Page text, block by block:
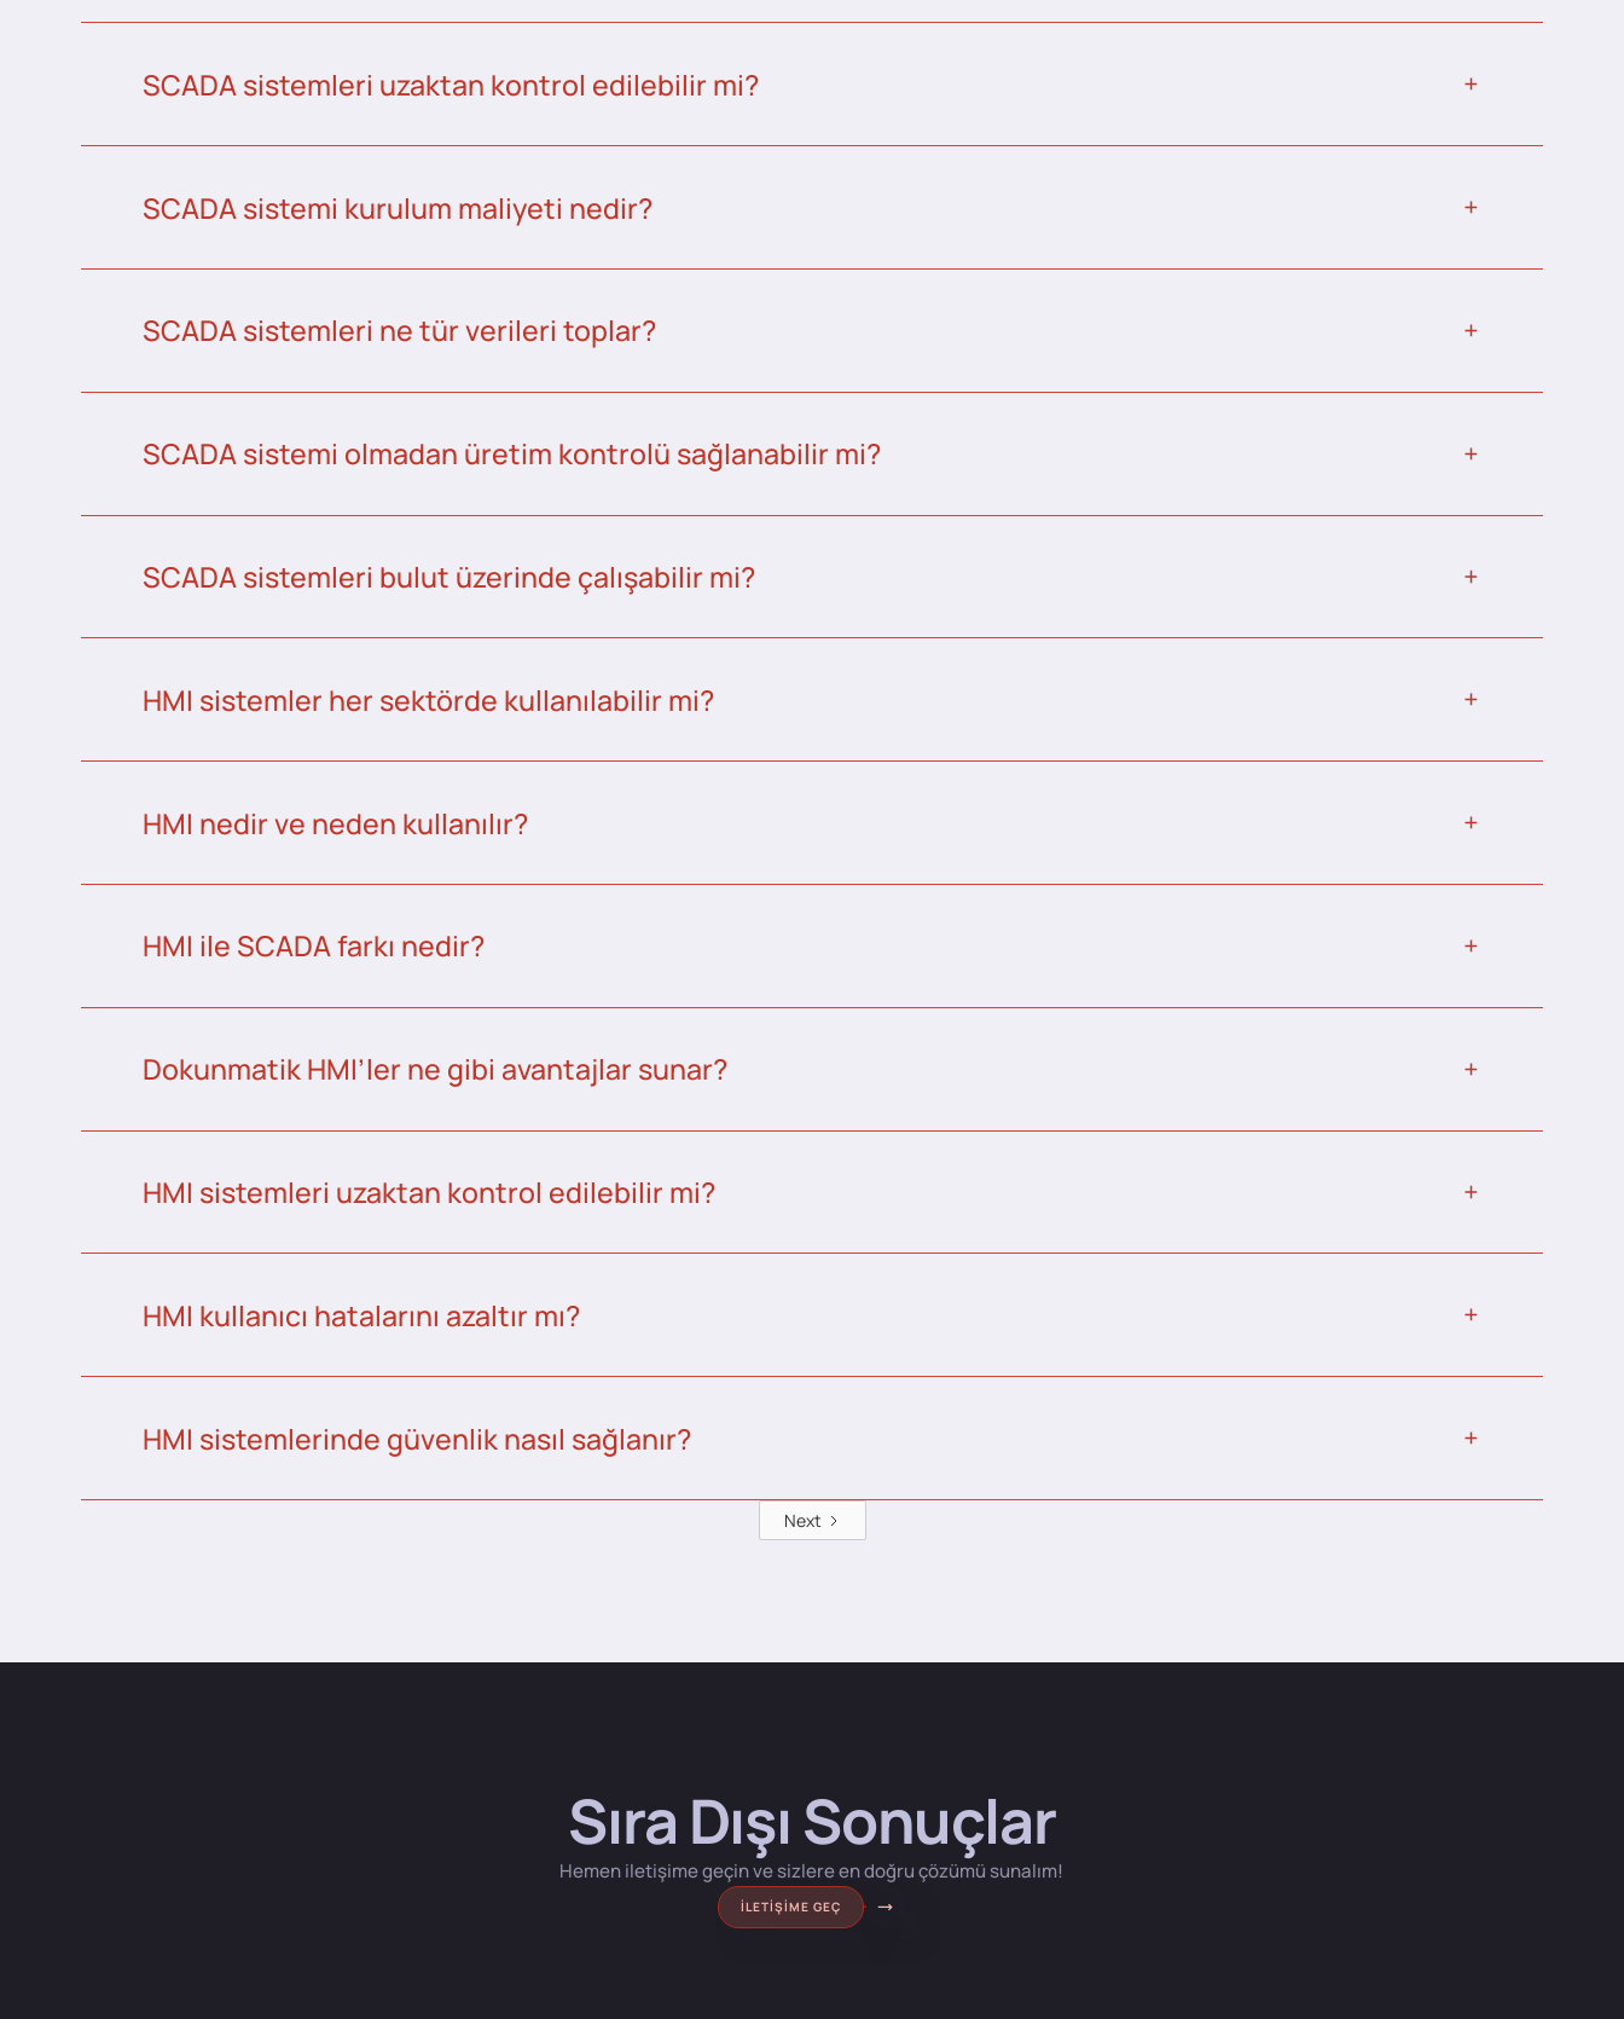
SCADA sistemleri uzaktan kontrol edilebilir mi?
SCADA sistemi kurulum maliyeti nedir?
SCADA sistemleri ne tür verileri toplar?
SCADA sistemi olmadan üretim kontrolü sağlanabilir mi?
SCADA sistemleri bulut üzerinde çalışabilir mi?
HMI sistemler her sektörde kullanılabilir mi?
HMI nedir ve neden kullanılır?
HMI ile SCADA farkı nedir?
Dokunmatik HMI’ler ne gibi avantajlar sunar?
HMI sistemleri uzaktan kontrol edilebilir mi?
HMI kullanıcı hatalarını azaltır mı?
HMI sistemlerinde güvenlik nasıl sağlanır?
Next
Sıra Dışı Sonuçlar
Hemen iletişime geçin ve sizlere en doğru çözümü sunalım!
İLETIŞIME GEÇ